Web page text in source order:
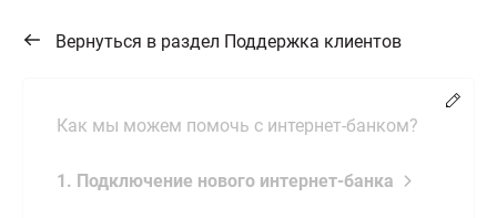
Вернуться в раздел Поддержка клиентов
Как мы можем помочь с интернет-банком?
1. Подключение нового интернет-банка